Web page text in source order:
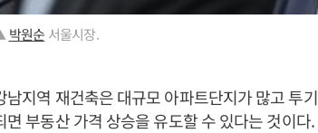
박원순 서울시장.
남지역 재건축은 대규모 아파트단지가 많고 투
면 부동산 가격 상승을 유도할 수 있다는 것이다.